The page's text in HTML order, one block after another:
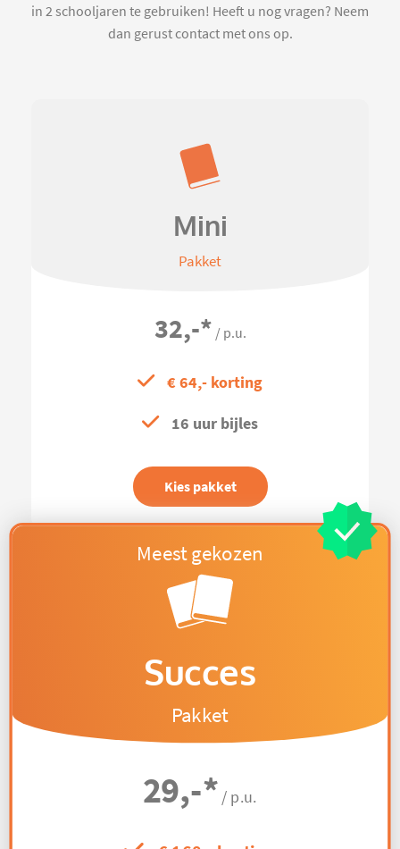
in 2 schooljaren te gebruiken! Heeft u nog vragen? Neem
dan gerust contact met ons op.
Mini
Pakket
32,-* / p.u.
€ 64,- korting
16 uur bijles
Kies pakket
Succes
Pakket
29,-* / p.u.